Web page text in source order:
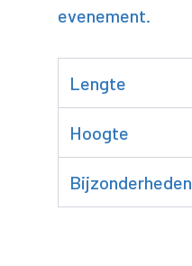
evenement.
Lengte
Hoogte
Bijzonderheden